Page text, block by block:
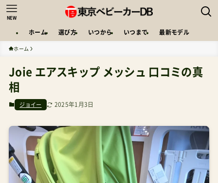
NEW
ホーム 選び方 いつから いつまで 最新モデル
ホーム
Joie エアスキップ メッシュ 口コミの真
相
ジョイー 2025年1月3日